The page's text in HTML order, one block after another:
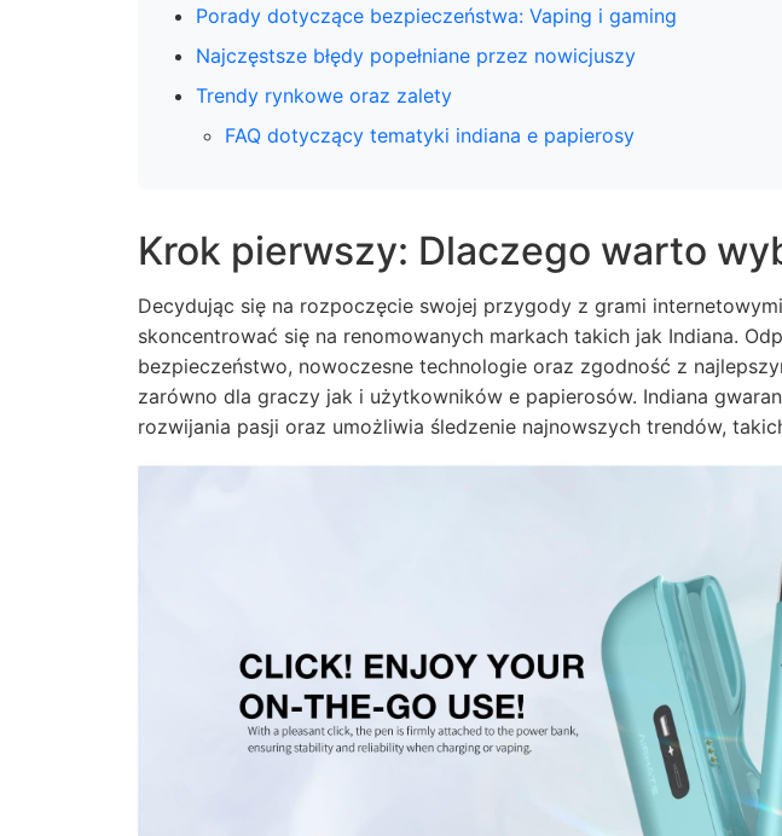
Porady dotyczące bezpieczeństwa: Vaping i gaming
Najczęstsze błędy popełniane przez nowicjuszy
Trendy rynkowe oraz zalety
FAQ dotyczący tematyki indiana e papierosy
Krok pierwszy: Dlaczego warto
Decydując się na rozpoczęcie swojej przygody z grami
skoncentrować się na renomowanych markach takich jak Indiana.
bezpieczeństwo, nowoczesne technologie oraz zgodność z
zarówno dla graczy jak i użytkowników e papierosów. Indiana
rozwijania pasji oraz umożliwia śledzenie najnowszych trendów,